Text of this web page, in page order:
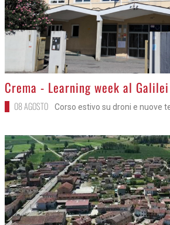
>
Crema - Learning week al Galilei
08 AGOSTO Corso estivo su droni e nuove